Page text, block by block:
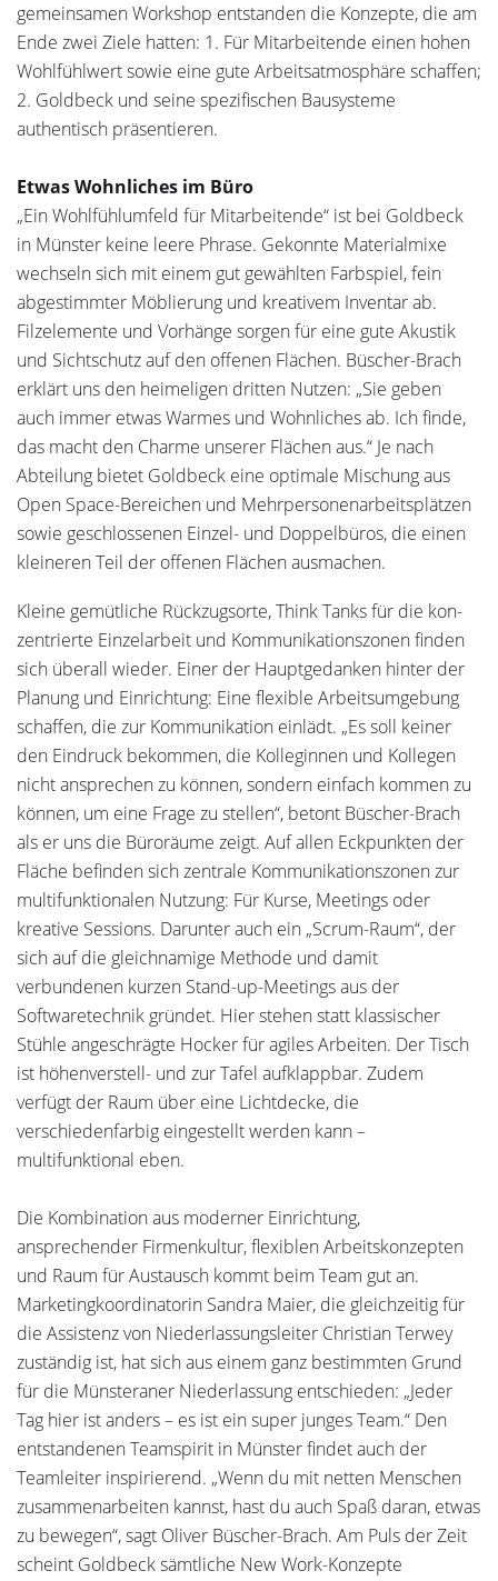
gemeinsamen Workshop entstanden die Konzepte, die am
Ende zwei Ziele hatten: 1. Für Mitarbeitende einen hohen
Wohlfühlwert sowie eine gute Arbeitsatmosphäre schaffen;
2. Goldbeck und seine spezifischen Bausysteme
authentisch präsentieren.
Etwas Wohnliches im Büro
„Ein Wohlfühlumfeld für Mitarbeitende“ ist bei Goldbeck
in Münster keine leere Phrase. Gekonnte Materialmixe
wechseln sich mit einem gut gewählten Farbspiel, fein
abgestimmter Möblierung und kreativem Inventar ab.
Filzelemente und Vorhänge sorgen für eine gute Akustik
und Sichtschutz auf den offenen Flächen. Büscher-Brach
erklärt uns den heimeligen dritten Nutzen: „Sie geben
auch immer etwas Warmes und Wohnliches ab. Ich finde,
das macht den Charme unserer Flächen aus.“ Je nach
Abteilung bietet Goldbeck eine optimale Mischung aus
Open Space-Bereichen und Mehrpersonenarbeitsplätzen
sowie geschlossenen Einzel- und Doppelbüros, die einen
kleineren Teil der offenen Flächen ausmachen.
Kleine gemütliche Rückzugsorte, Think Tanks für die kon­
zentrierte Einzelarbeit und Kommunikationszonen finden
sich überall wieder. Einer der Hauptgedanken hinter der
Planung und Einrichtung: Eine flexible Arbeitsumgebung
schaffen, die zur Kommunikation einlädt. „Es soll keiner
den Eindruck be­kommen, die Kolleginnen und Kollegen
nicht ansprechen zu können, sondern einfach kommen zu
können, um eine Frage zu stellen“, betont Büscher-Brach
als er uns die Büroräume zeigt. Auf allen Eckpunkten der
Fläche befinden sich zentrale Kommunikationszonen zur
multifunktionalen Nutzung: Für Kurse, Meetings oder
kreative Sessions. Darunter auch ein „Scrum-Raum“, der
sich auf die gleichnamige Methode und damit
verbundenen kurzen Stand-up-Meetings aus der
Softwaretechnik gründet. Hier stehen statt klassischer
Stühle angeschrägte Hocker für agiles Arbeiten. Der Tisch
ist höhenverstell- und zur Tafel aufklappbar. Zudem
verfügt der Raum über eine Lichtdecke, die
verschiedenfarbig eingestellt werden kann –
multifunktional eben.
Die Kombination aus moderner Einrichtung,
ansprechender Firmenkultur, flexiblen Arbeitskonzepten
und Raum für Aus­tausch kommt beim Team gut an.
Marketingkoordinatorin ­Sandra Maier, die gleichzeitig für
die Assistenz von Niederlassungsleiter Christian Terwey
zuständig ist, hat sich aus einem ganz bestimmten Grund
für die Münsteraner Niederlassung entschieden: „Jeder
Tag hier ist anders – es ist ein super junges Team.“ Den
entstandenen Teamspirit in Münster findet auch der
Teamleiter inspirierend. „Wenn du mit netten Menschen
zusammenarbeiten kannst, hast du auch Spaß daran, etwas
zu bewegen“, sagt Oliver Büscher-Brach. Am Puls der Zeit
scheint Goldbeck sämtliche New Work-Konzepte